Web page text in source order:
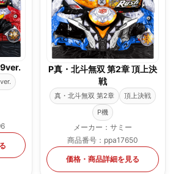
P真・北斗無双 第2章 頂上決
戦
真・北斗無双 第2章
頂上決戦
P機
メーカー：サミー
商品番号：ppa17650
価格・商品詳細を見る